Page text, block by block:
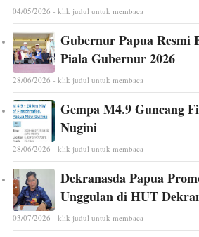
04/05/2026 - klik judul untuk membaca
Gubernur Papua
Piala Gubernur 2026
28/06/2026 - klik judul untuk membaca
Gempa M4.9 Guncang
Nugini
28/06/2026 - klik judul untuk membaca
Dekranasda Papua
Unggulan di HUT
03/07/2026 - klik judul untuk membaca